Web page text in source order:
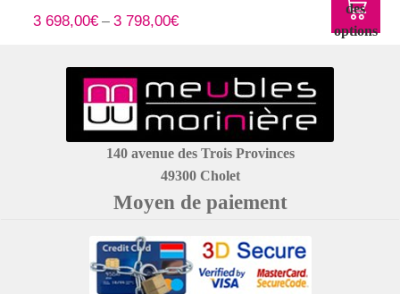
des
options
3 698,00€ –3 798,00€
140 avenue des Trois Provinces
49300 Cholet
Moyen de paiement